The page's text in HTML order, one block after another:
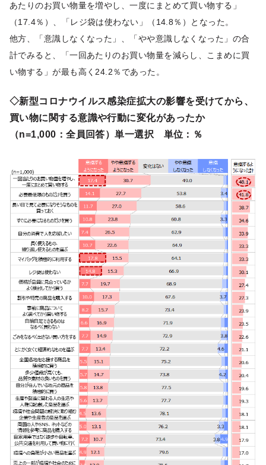
あたりのお買い物量を増やし、一度にまとめて買い物する」
（17.4％）、「レジ袋は使わない」（14.8％）となった。
他方、「意識しなくなった」、「やや意識しなくなった」の合
計でみると、「一回あたりのお買い物量を減らし、こまめに買
い物する」が最も高く24.2％であった。
◇新型コロナウイルス感染症拡大の影響を受けてから、
買い物に関する意識や行動に変化があったか
（n=1,000：全員回答）単一選択 単位：％